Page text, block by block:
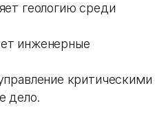
геологию среди
инженерные
критическими
дело.